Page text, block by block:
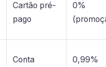
Cartão pré-
pago
0%
Conta
0,99%